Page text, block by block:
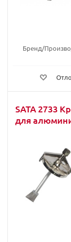
Бренд/
SATA 2733
для